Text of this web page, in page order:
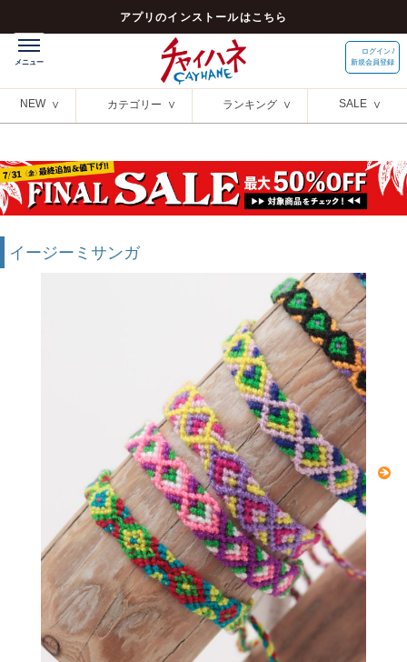
アプリのインストールはこちら
ログイン /
新規会員登録
NEW カテゴリー ランキング SALE
イージーミサンガ